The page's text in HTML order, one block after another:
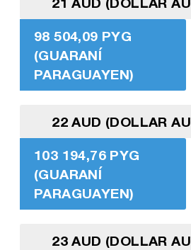
98 504,09 PYG
(GUARANÍ
PARAGUAYEN)
22 AUD (DOLLAR
103 194,76 PYG
(GUARANÍ
PARAGUAYEN)
23 AUD (DOLLAR